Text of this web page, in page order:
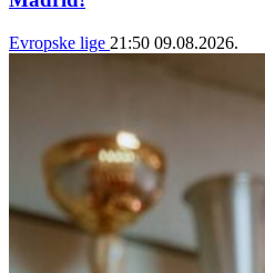
Evropske lige 21:50 09.08.2026.